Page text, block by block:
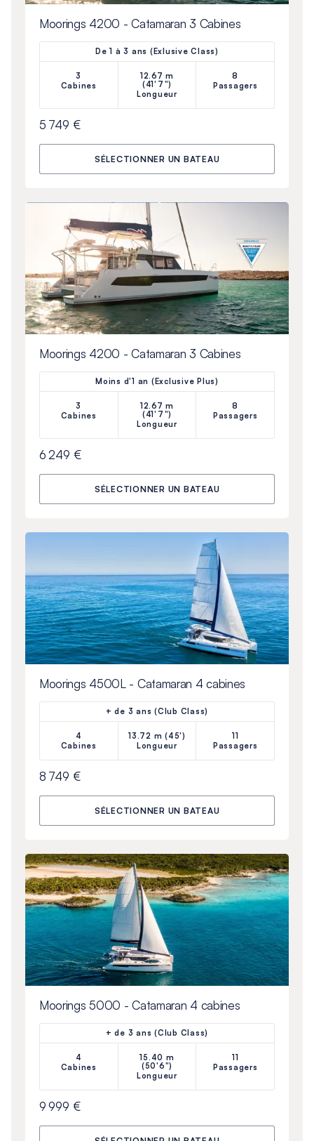
Moorings 4200 - Catamaran 3 Cabines
De 1 à 3 ans (Exlusive Class)
3
Cabines
12.67 m
(41'7")
Longueur
8
Passagers
5 749 €
SÉLECTIONNER UN BATEAU
Moorings 4200 - Catamaran 3 Cabines
Moins d'1 an (Exclusive Plus)
3
Cabines
12.67 m
(41'7")
Longueur
8
Passagers
6 249 €
SÉLECTIONNER UN BATEAU
Moorings 4500L - Catamaran 4 cabines
+ de 3 ans (Club Class)
4
Cabines
13.72 m (45')
Longueur
11
Passagers
8 749 €
SÉLECTIONNER UN BATEAU
Moorings 5000 - Catamaran 4 cabines
+ de 3 ans (Club Class)
4
Cabines
15.40 m
(50'6")
Longueur
11
Passagers
9 999 €